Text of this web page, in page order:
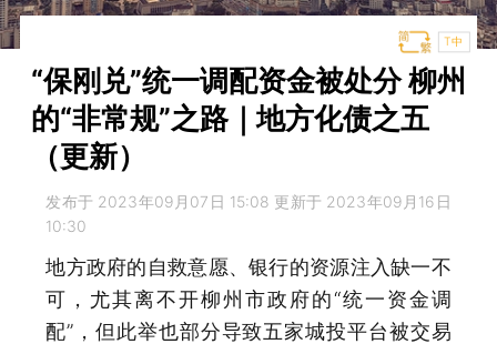
T中
“保刚兑”统一调配资金被处分 柳州
的“非常规”之路｜地方化债之五
（更新）
发布于 2023年09月07日 15:08 更新于 2023年09月16日
10:30
地方政府的自救意愿、银行的资源注入缺一不
可，尤其离不开柳州市政府的“统一资金调
配”，但此举也部分导致五家城投平台被交易